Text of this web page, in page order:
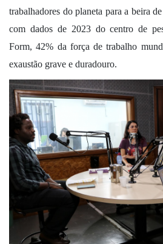
trabalhadores do planeta para a beira
com dados de 2023 do centro de
Form, 42% da força de trabalho
exaustão grave e duradouro.